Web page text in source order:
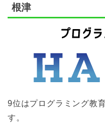
根津
9位はプログラミング教
す。